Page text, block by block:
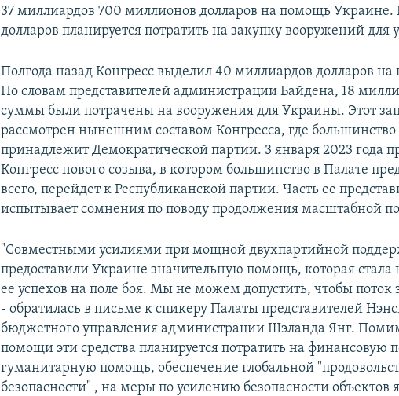
37 миллиардов 700 миллионов долларов на помощь Украине.
долларов планируется потратить на закупку вооружений
Полгода назад Конгресс выделил 40 миллиардов долларов
По словам представителей администрации Байдена, 18
суммы были потрачены на вооружения для Украины. Этот
рассмотрен нынешним составом Конгресса, где большинство
принадлежит Демократической партии. 3 января 2023 года
Конгресс нового созыва, в котором большинство в Палате
всего, перейдет к Республиканской партии. Часть ее
испытывает сомнения по поводу продолжения масштабной
"Совместными усилиями при мощной двухпартийной
предоставили Украине значительную помощь, которая
ее успехов на поле боя. Мы не можем допустить, чтобы поток
- обратилась в письме к спикеру Палаты представителей
бюджетного управления администрации Шэланда Янг.
помощи эти средства планируется потратить на
гуманитарную помощь, обеспечение глобальной
безопасности" , на меры по усилению безопасности объектов